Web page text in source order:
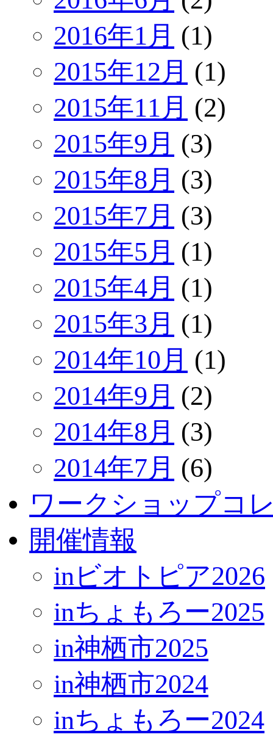
2016年1月 (1)
2015年12月 (1)
2015年11月 (2)
2015年9月 (3)
2015年8月 (3)
2015年7月 (3)
2015年5月 (1)
2015年4月 (1)
2015年3月 (1)
2014年10月 (1)
2014年9月 (2)
2014年8月 (3)
2014年7月 (6)
ワークショップコ
開催情報
inビオトピア2026
inちょもろー2025
in神栖市2025
in神栖市2024
inちょもろー2024